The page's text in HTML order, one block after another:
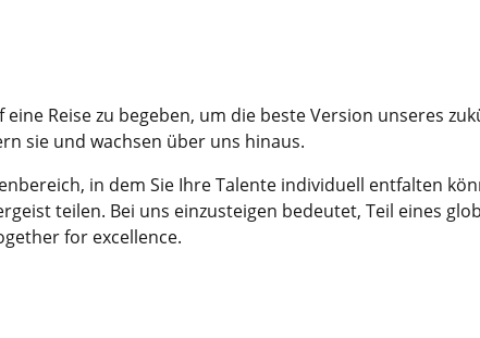
Reise zu begeben, um die beste Version unseres
sie und wachsen über uns hinaus.
in dem Sie Ihre Talente individuell entfalten
teilen. Bei uns einzusteigen bedeutet, Teil eines
for excellence.